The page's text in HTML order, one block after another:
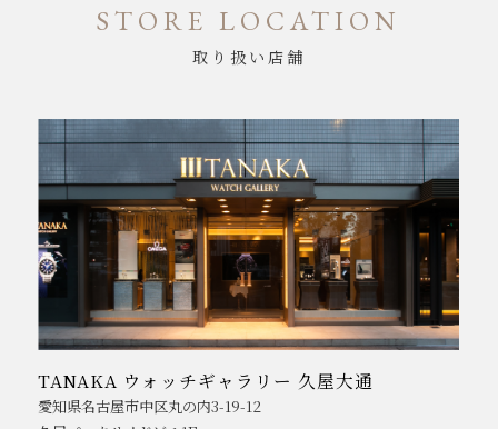
STORE LOCATION
取り扱い店舗
TANAKA ウォッチギャラリー 久屋大通
愛知県名古屋市中区丸の内3-19-12